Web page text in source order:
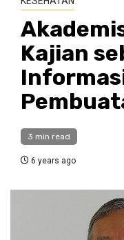
Kajian
3 min read
6 years ago